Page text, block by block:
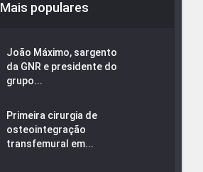
Mais populares
João Máximo, sargento
da GNR e presidente do
grupo...
Primeira cirurgia de
osteointegração
transfemural em...